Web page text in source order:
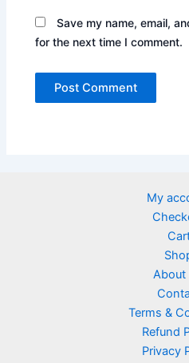
Save my name, email,
for the next time I comment.
My
About
Terms &
Refund
Privacy